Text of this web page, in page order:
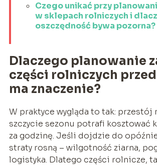
Czego unikać przy
w sklepach rolniczych i
oszczędność bywa pozorna?
Dlaczego planowanie
części rolniczych
ma znaczenie?
W praktyce wygląda to tak: przestój
szczycie sezonu potrafi kosztować
za godzinę. Jeśli dojdzie do
straty rosną – wilgotność ziarna,
logistyka. Dlatego części rolnicze,